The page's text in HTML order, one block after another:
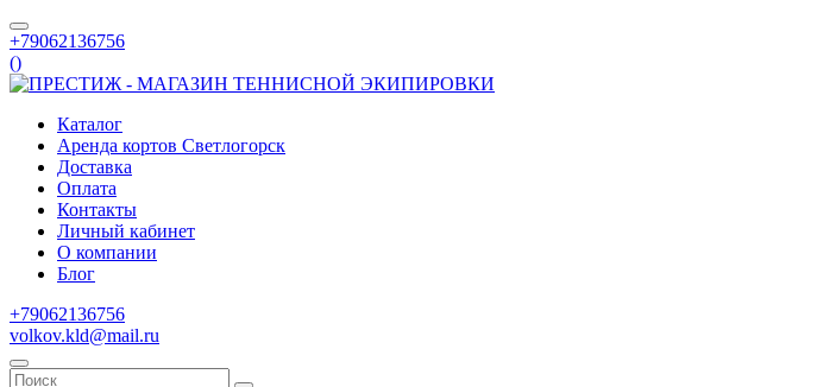
+79062136756
()
Каталог
Аренда кортов Светлогорск
Доставка
Оплата
Контакты
Личный кабинет
О компании
Блог
+79062136756
volkov.kld@mail.ru